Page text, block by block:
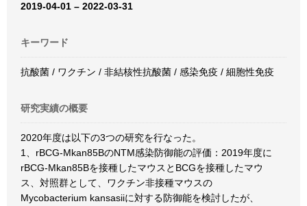
2019-04-01 – 2022-03-31
キーワード
抗酸菌 / ワクチン / 非結核性抗酸菌 / 感染免疫 / 細胞性免疫
研究実績の概要
2020年度は以下の3つの研究を行なった。
1、rBCG-Mkan85BのNTM感染防御能の評価：2019年度に
rBCG-Mkan85Bを接種したマウスとBCGを接種したマウ
ス、対照群として、ワクチン非接種マウスの
Mycobacterium kansasiiに対する防御能を検討したが、